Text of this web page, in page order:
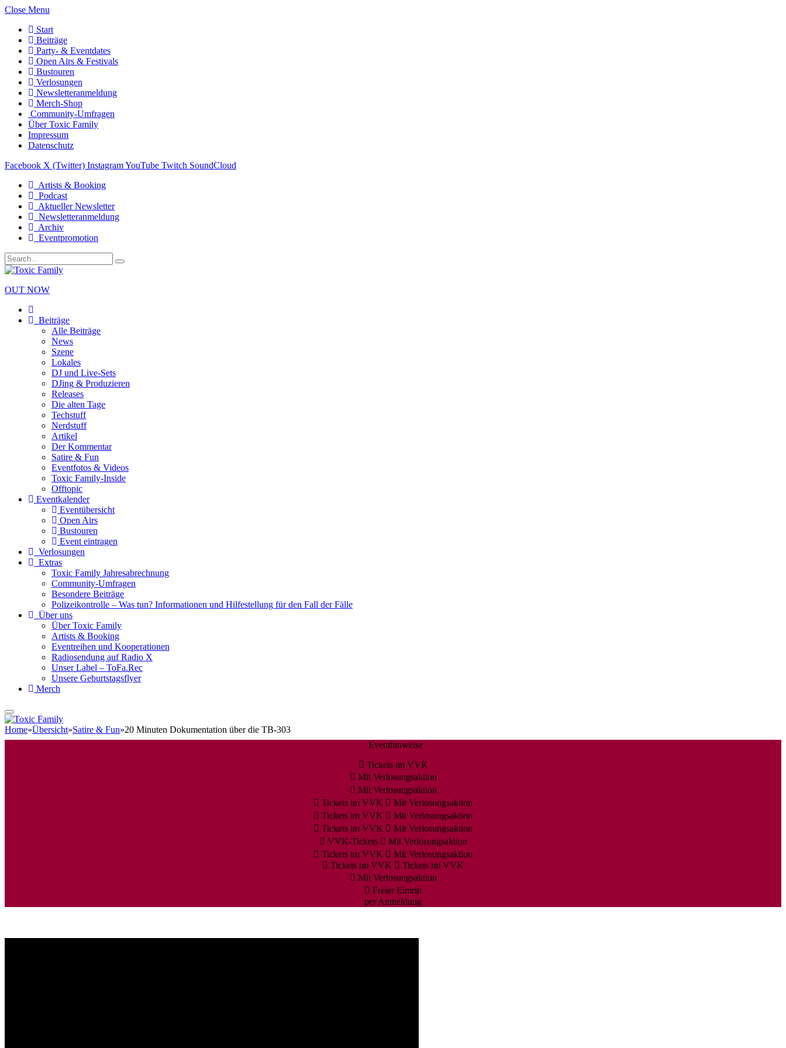
Close Menu
Start
Beiträge
Party- & Eventdates
Open Airs & Festivals
Bustouren
Verlosungen
Newsletteranmeldung
Merch-Shop
Community-Umfragen
Über Toxic Family
Impressum
Datenschutz
Facebook X (Twitter) InstagramYouTube Twitch SoundCloud
Artists & Booking
Podcast
Aktueller Newsletter
Newsletteranmeldung
Archiv
Eventpromotion
OUT NOW
Beiträge
Alle Beiträge
News
Szene
Lokales
DJ und Live-Sets
DJing & Produzieren
Releases
Die alten Tage
Techstuff
Nerdstuff
Artikel
Der Kommentar
Satire & Fun
Eventfotos & Videos
Toxic Family-Inside
Offtopic
Eventkalender
Eventübersicht
Open Airs
Bustouren
Event eintragen
Verlosungen
Extras
Toxic Family Jahresabrechnung
Community-Umfragen
Besondere Beiträge
Polizeikontrolle – Was tun? Informationen und Hilfestellung für den Fall der Fälle
Über uns
Über Toxic Family
Artists & Booking
Eventreihen und Kooperationen
Radiosendung auf Radio X
Unser Label – ToFa.Rec
Unsere Geburtstagsflyer
Merch
Home»Übersicht»Satire & Fun»20 Minuten Dokumentation über die TB-303
Eventhinweise
Tickets im VVK
Mit Verlosungsaktion
Mit Verlosungsaktion
Tickets im VVK
Mit Verlosungsaktion
Tickets im VVK
Mit Verlosungsaktion
Tickets im VVK
Mit Verlosungsaktion
VVK-Tickets
Mit Verlosungsaktion
Tickets im VVK
Mit Verlosungsaktion
Tickets im VVK
Tickets im VVK
Mit Verlosungsaktion
Freier Eintritt
per Anmeldung